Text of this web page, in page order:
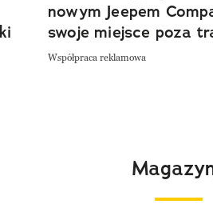
nowym Jeepem
swoje miejsce poza
Współpraca reklamowa